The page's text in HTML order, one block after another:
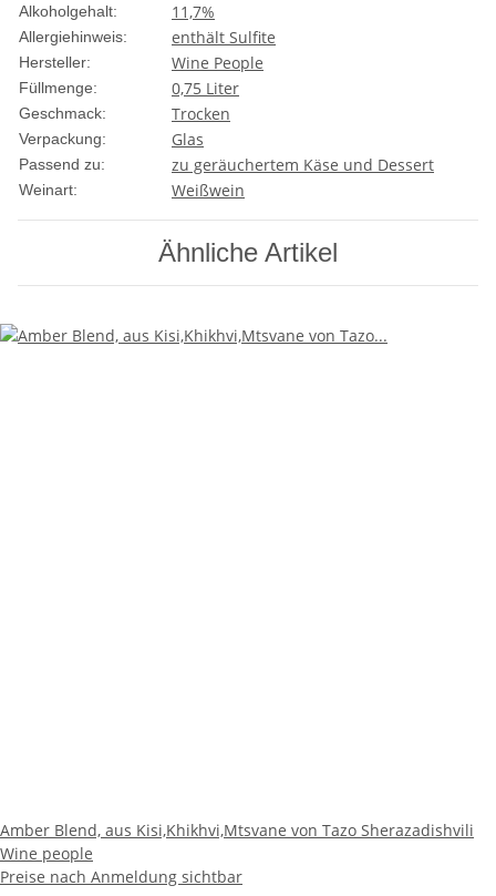
Alkoholgehalt: 11,7%
Allergiehinweis: enthält Sulfite
Hersteller: Wine People
Füllmenge: 0,75 Liter
Geschmack: Trocken
Verpackung: Glas
Passend zu: zu geräuchertem Käse und Dessert
Weinart: Weißwein
Ähnliche Artikel
Amber Blend, aus Kisi,Khikhvi,Mtsvane von Tazo Sherazadishvili
Wine people
Preise nach Anmeldung sichtbar